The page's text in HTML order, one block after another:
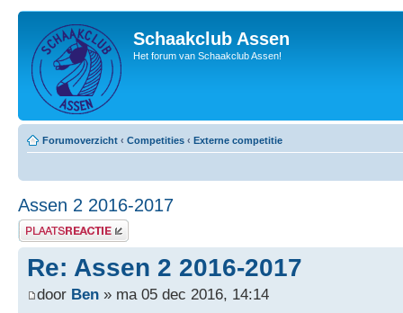
Schaakclub Assen
Het forum van Schaakclub Assen!
Forumoverzicht ‹ Competities ‹ Externe competitie
Assen 2 2016-2017
Plaats een reactie
Re: Assen 2 2016-2017
door Ben » ma 05 dec 2016, 14:14